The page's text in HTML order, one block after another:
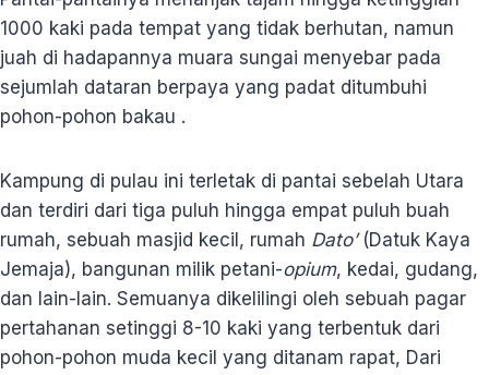
1000 kaki pada tempat yang tidak berhutan, namun
juah di hadapannya muara sungai menyebar pada
sejumlah dataran berpaya yang padat ditumbuhi
pohon-pohon bakau .
Kampung di pulau ini terletak di pantai sebelah Utara
dan terdiri dari tiga puluh hingga empat puluh buah
rumah, sebuah masjid kecil, rumah Dato’(Datuk Kaya
Jemaja), bangunan milik petani-opium, kedai, gudang,
dan lain-lain. Semuanya dikelilingi oleh sebuah pagar
pertahanan setinggi 8-10 kaki yang terbentuk dari
pohon-pohon muda kecil yang ditanam rapat, Dari